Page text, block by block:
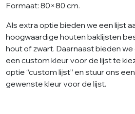
Formaat: 80×80 cm.
Als extra optie bieden we een lijst
hoogwaardige houten baklijsten
hout of zwart. Daarnaast bieden
een custom kleur voor de lijst te
optie “custom lijst” en stuur ons
gewenste kleur voor de lijst.